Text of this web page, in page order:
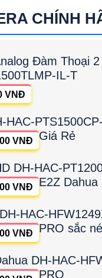
CHÍNH
Đàm Thoại
IL-T
VNĐ
HAC-
Giá Rẻ
VNĐ
DH-HAC-
E2Z Dahua
VNĐ
HAC-
PRO sắc
VNĐ
DH-HAC-
PRO